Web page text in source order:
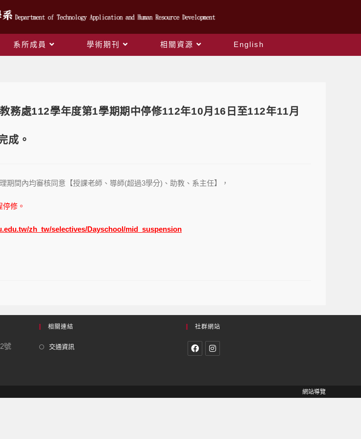
系所成員 學術期刊 相關資源 English
務處112學年度第1學期期中停修112年10月16日至112年11月
成。
期間內均審核同意【授課老師、導師(超過3學分)、助教、系主任】，
修。
zh_tw/selectives/Dayschool/mid_suspension
號
相關連結
交通資訊
社群網站
網站導覽